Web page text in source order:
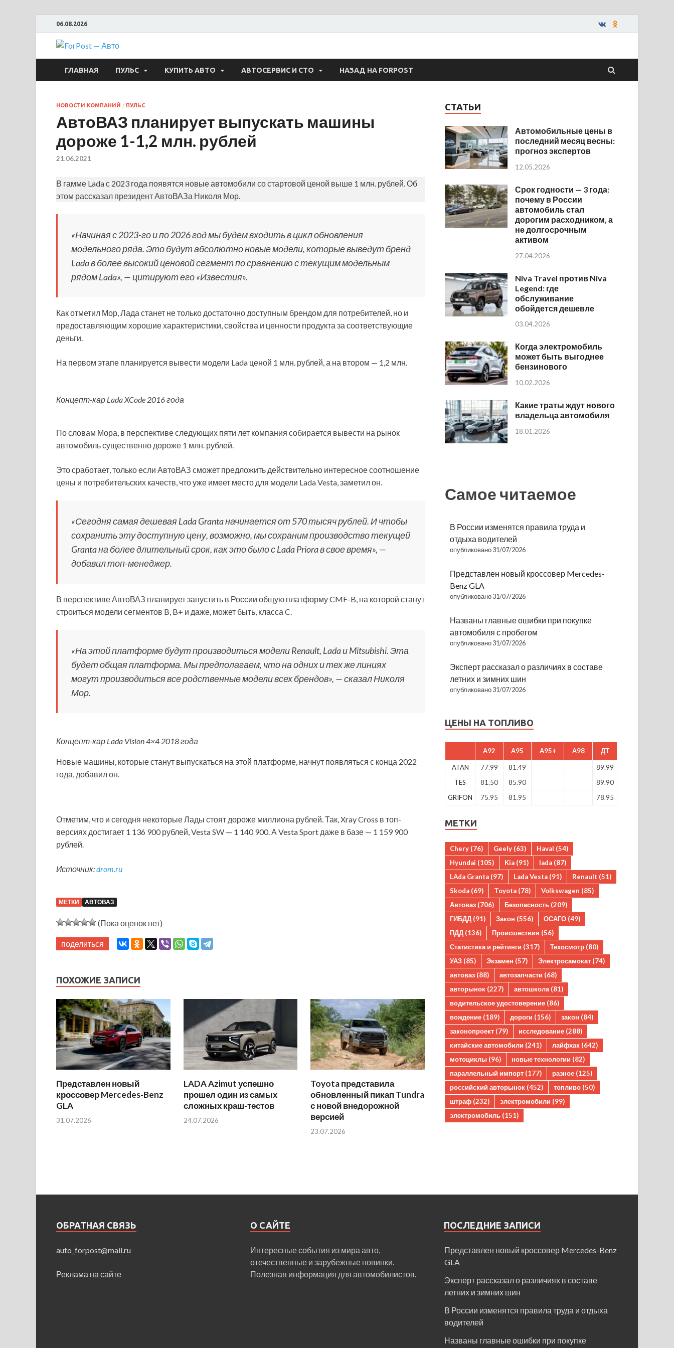
06.08.2026
ForPost — Авто
ГЛАВНАЯ ПУЛЬС КУПИТЬ АВТО АВТОСЕРВИС И СТО НАЗАД НА FORPOST
НОВОСТИ КОМПАНИЙ / ПУЛЬС
АвтоВАЗ планирует выпускать машины
дороже 1-1,2 млн. рублей
21.06.2021
В гамме Lada с 2023 года появятся новые автомобили со стартовой ценой выше 1 млн. рублей. Об
этом рассказал президент АвтоВАЗа Николя Мор.
«Начиная с 2023-го и по 2026 год мы будем входить в цикл обновления
модельного ряда. Это будут абсолютно новые модели, которые выведут бренд
Lada в более высокий ценовой сегмент по сравнению с текущим модельным
рядом Lada», — цитируют его «Известия».
Как отметил Мор, Лада станет не только достаточно доступным брендом для потребителей, но и
предоставляющим хорошие характеристики, свойства и ценности продукта за соответствующие
деньги.
На первом этапе планируется вывести модели Lada ценой 1 млн. рублей, а на втором — 1,2 млн.
Концепт-кар Lada XCode 2016 года
По словам Мора, в перспективе следующих пяти лет компания собирается вывести на рынок
автомобиль существенно дороже 1 млн. рублей.
Это сработает, только если АвтоВАЗ сможет предложить действительно интересное соотношение
цены и потребительских качеств, что уже имеет место для модели Lada Vesta, заметил он.
«Сегодня самая дешевая Lada Granta начинается от 570 тысяч рублей. И чтобы
сохранить эту доступную цену, возможно, мы сохраним производство текущей
Granta на более длительный срок, как это было с Lada Priora в свое время», —
добавил топ-менеджер.
В перспективе АвтоВАЗ планирует запустить в России общую платформу CMF-B, на которой станут
строиться модели сегментов B, B+ и даже, может быть, класса C.
«На этой платформе будут производиться модели Renault, Lada и Mitsubishi. Эта
будет общая платформа. Мы предполагаем, что на одних и тех же линиях
могут производиться все родственные модели всех брендов», — сказал Николя
Мор.
Концепт-кар Lada Vision 4×4 2018 года
Новые машины, которые станут выпускаться на этой платформе, начнут появляться с конца 2022
года, добавил он.
Отметим, что и сегодня некоторые Лады стоят дороже миллиона рублей. Так, Xray Cross в топ-
версиях достигает 1 136 900 рублей, Vesta SW — 1 140 900. А Vesta Sport даже в базе — 1 159 900
рублей.
Источник:drom.ru
МЕТКИ АВТОВАЗ
(Пока оценок нет)
поделиться
ПОХОЖИЕ ЗАПИСИ
Представлен новый
кроссовер Mercedes-Benz
GLA
31.07.2026
LADA Azimut успешно
прошел один из самых
сложных краш-тестов
24.07.2026
Toyota представила
обновленный пикап Tundra
с новой внедорожной
версией
23.07.2026
СТАТЬИ
Автомобильные цены в
последний месяц весны:
прогноз экспертов
12.05.2026
Срок годности — 3 года:
почему в России
автомобиль стал
дорогим расходником, а
не долгосрочным
активом
27.04.2026
Niva Travel против Niva
Legend: где
обслуживание
обойдется дешевле
03.04.2026
Когда электромобиль
может быть выгоднее
бензинового
10.02.2026
Какие траты ждут нового
владельца автомобиля
18.01.2026
Самое читаемое
В России изменятся правила труда и
отдыха водителей
опубликовано 31/07/2026
Представлен новый кроссовер Mercedes-
Benz GLA
опубликовано 31/07/2026
Названы главные ошибки при покупке
автомобиля с пробегом
опубликовано 31/07/2026
Эксперт рассказал о различиях в составе
летних и зимних шин
опубликовано 31/07/2026
ЦЕНЫ НА ТОПЛИВО
A92 A95 A95+ A98 ДТ
ATAN 77.99 81.49
89.99
TES
81.50 85.90
89.90
GRIFON
75.95 81.95 78.95
МЕТКИ
Chery (76) Geely (63) Haval (54)
Hyundai (105) Kia (91) lada (87)
LAda Granta (97) Lada Vesta (91) Renault (51)
Skoda (69) Toyota (78) Volkswagen (85)
Автоваз (706) Безопасность (209)
ГИБДД (91) Закон (556) ОСАГО (49)
ПДД (136) Происшествия (56)
Статистика и рейтинги (317) Техосмотр (80)
УАЗ (85) Экзамен (57) Электросамокат (74)
автоваз (88) автозапчасти (68)
авторынок (227) автошкола (81)
водительское удостоверение (86)
вождение (189) дороги (156) закон (84)
законопроект (79) исследование (288)
китайские автомобили (241) лайфхак (642)
мотоциклы (96) новые технологии (82)
параллельный импорт (177) разное (125)
российский авторынок (452) топливо (50)
штраф (232) электромобили (99)
электромобиль (151)
ОБРАТНАЯ СВЯЗЬ
auto_forpost@mail.ru
Реклама на сайте
О САЙТЕ
Интересные события из мира авто,
отечественные и зарубежные новинки.
Полезная информация для автомобилистов.
ПОСЛЕДНИЕ ЗАПИСИ
Представлен новый кроссовер Mercedes-Benz
GLA
Эксперт рассказал о различиях в составе
летних и зимних шин
В России изменятся правила труда и отдыха
водителей
Названы главные ошибки при покупке